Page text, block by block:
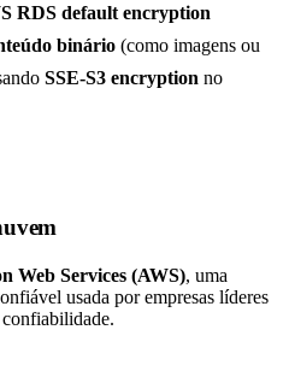
RDS default encryption
binário (como imagens ou
SSE-S3 encryption no
Web Services (AWS), uma
usada por empresas líderes